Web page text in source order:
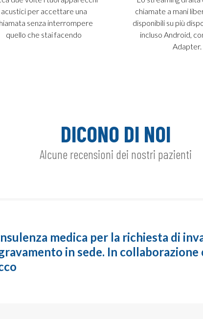
acustici per accettare una
senza interrompere
quello che stai facendo
chiamate a mani
disponibili su più
incluso Android,
Adapter.
DICONO DI NOI
Alcune recensioni dei nostri pazienti
medica per la richiesta di
in sede. In